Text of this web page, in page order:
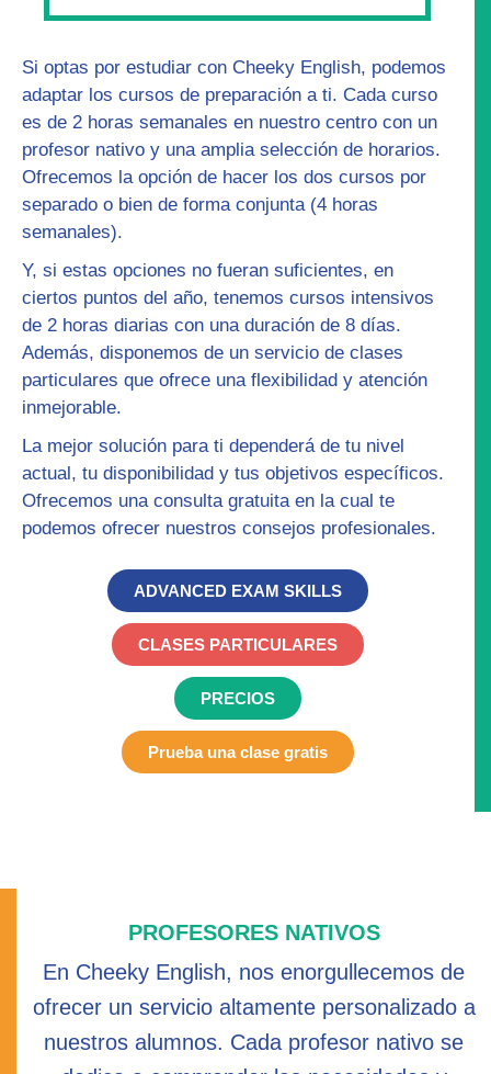
Si optas por estudiar con Cheeky English, podemos
adaptar los cursos de preparación a ti. Cada curso
es de 2 horas semanales en nuestro centro con un
profesor nativo y una amplia selección de horarios.
Ofrecemos la opción de hacer los dos cursos por
separado o bien de forma conjunta (4 horas
semanales).
Y, si estas opciones no fueran suficientes, en
ciertos puntos del año, tenemos cursos intensivos
de 2 horas diarias con una duración de 8 días.
Además, disponemos de un servicio de clases
particulares que ofrece una flexibilidad y atención
inmejorable.
La mejor solución para ti dependerá de tu nivel
actual, tu disponibilidad y tus objetivos específicos.
Ofrecemos una consulta gratuitaen la cual te
podemos ofrecer nuestros consejos profesionales.
ADVANCED EXAM SKILLS
CLASES PARTICULARES
PRECIOS
Prueba una clase gratis
PROFESORES NATIVOS
En Cheeky English, nos enorgullecemos de
ofrecer un servicio altamente personalizado a
nuestros alumnos. Cada profesor nativo se